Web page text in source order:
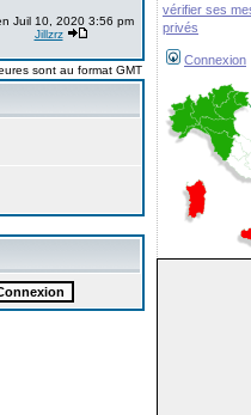
vérifier ses
privés
Connexion
Juil 10, 2020 3:56 pm
Jillzrz
sont au format GMT